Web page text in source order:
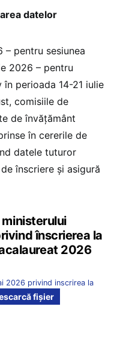
datelor
– pentru sesiunea
2026 – pentru
în perioada 14-21 iulie
comisiile de
de învățământ
în cererile de
datele tuturor
înscriere și asigură
ministerului
înscrierea la
2026
2026 privind inscrirea la
fișier